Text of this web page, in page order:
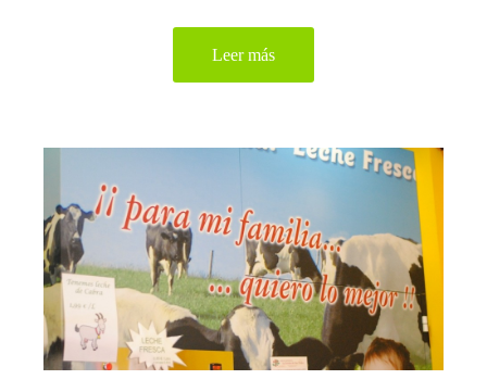
Leer más